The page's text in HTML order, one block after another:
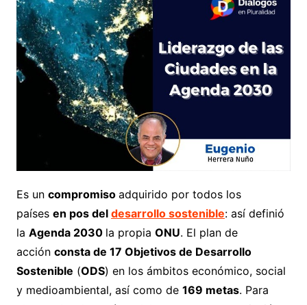
Es un compromiso adquirido por todos los
países en pos del desarrollo sostenible: así definió
la Agenda 2030 la propia ONU. El plan de
acción consta de 17 Objetivos de Desarrollo
Sostenible (ODS) en los ámbitos económico, social
y medioambiental, así como de 169 metas. Para